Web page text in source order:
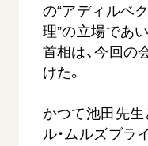
の“アディルベ
理”の立場であ
首相は、今回の
けた。
かつて池田先生
ル・ムルズブラ